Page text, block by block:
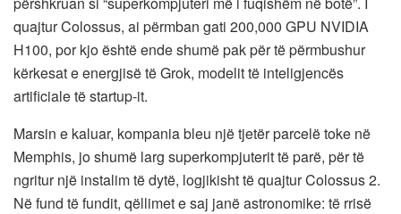
quajtur Colossus, ai përmban gati 200,000 GPU NVIDIA
H100, por kjo është ende shumë pak për të përmbushur
kërkesat e energjisë të Grok, modelit të inteligjencës
artificiale të startup-it.
Marsin e kaluar, kompania bleu një tjetër parcelë toke në
Memphis, jo shumë larg superkompjuterit të parë, për të
ngritur një instalim të dytë, logjikisht të quajtur Colossus 2.
Në fund të fundit, qëllimet e saj janë astronomike: të rrisë